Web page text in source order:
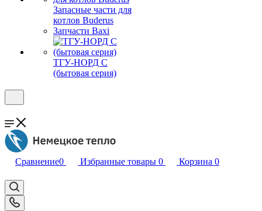
Запасные части для
котлов Buderus
Запчасти Baxi
ТГУ-НОРД С
(бытовая серия)
Сравнение0 Избранные товары 0 Корзина 0